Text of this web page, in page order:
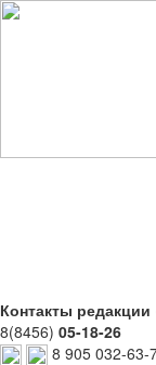
Контакты редакции
8(8456) 05-18-26
8 905 032-63-